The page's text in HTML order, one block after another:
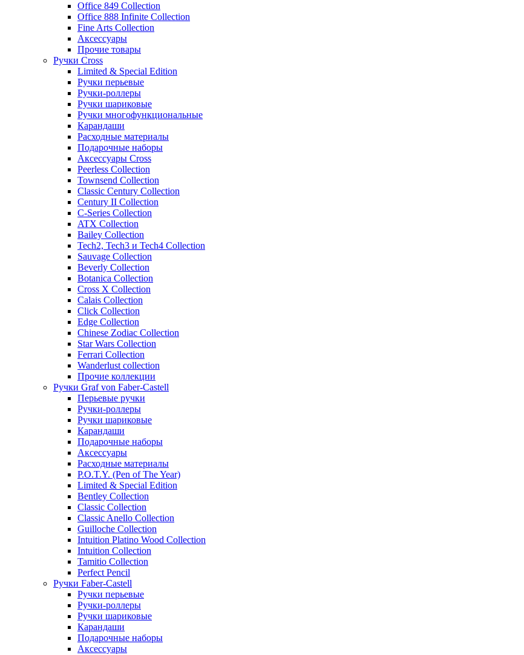
Office 849 Collection
Office 888 Infinite Collection
Fine Arts Collection
Аксессуары
Прочие товары
Ручки Cross
Limited & Special Edition
Ручки перьевые
Ручки-роллеры
Ручки шариковые
Ручки многофункциональные
Карандаши
Расходные материалы
Подарочные наборы
Аксессуары Cross
Peerless Collection
Townsend Collection
Classic Century Collection
Century II Collection
C-Series Collection
ATX Collection
Bailey Collection
Tech2, Tech3 и Tech4 Collection
Sauvage Collection
Beverly Collection
Botanica Collection
Cross X Collection
Calais Collection
Click Collection
Edge Collection
Chinese Zodiac Collection
Star Wars Collection
Ferrari Collection
Wanderlust collection
Прочие коллекции
Ручки Graf von Faber-Castell
Перьевые ручки
Ручки-роллеры
Ручки шариковые
Карандаши
Подарочные наборы
Аксессуары
Расходные материалы
P.O.T.Y. (Pen of The Year)
Limited & Special Edition
Bentley Collection
Classic Collection
Classic Anello Collection
Guilloche Collection
Intuition Platino Wood Collection
Intuition Collection
Tamitio Collection
Perfect Pencil
Ручки Faber-Castell
Ручки перьевые
Ручки-роллеры
Ручки шариковые
Карандаши
Подарочные наборы
Аксессуары